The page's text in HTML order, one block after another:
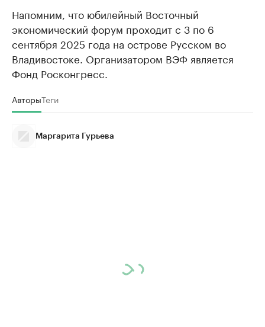
Напомним, что юбилейный Восточный
экономический форум проходит с 3 по 6
сентября 2025 года на острове Русском во
Владивостоке. Организатором ВЭФ является
Фонд Росконгресс.
АвторыТеги
Маргарита Гурьева